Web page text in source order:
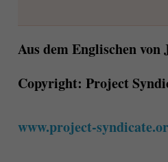
Aus dem Englischen von
Copyright: Project
www.project-